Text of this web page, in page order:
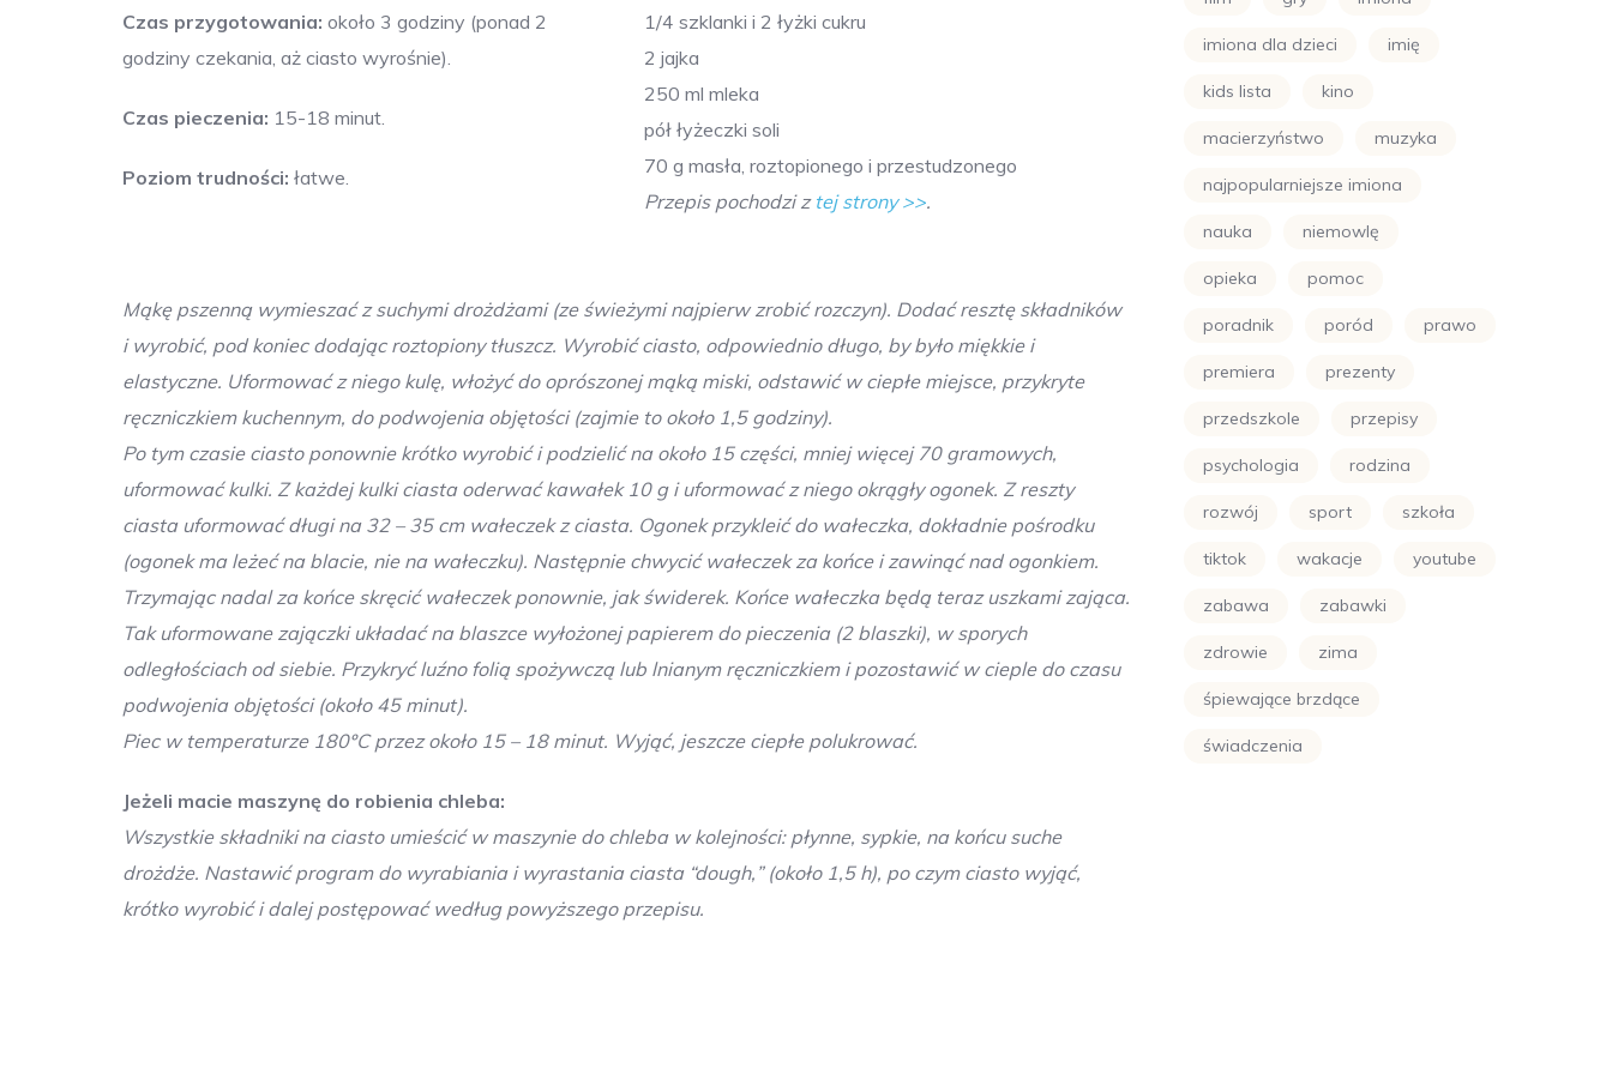
Czas przygotowania: około 3 godziny (ponad 2
godziny czekania, aż ciasto wyrośnie).
Czas pieczenia: 15-18 minut.
Poziom trudności: łatwe.
1/4 szklanki i 2 łyżki cukru
2 jajka
250 ml mleka
pół łyżeczki soli
70 g masła, roztopionego i przestudzonego
Przepis pochodzi z tej strony >>.
Mąkę pszenną wymieszać z suchymi drożdżami (ze świeżymi najpierw zrobić rozczyn). Dodać resztę składników
i wyrobić, pod koniec dodając roztopiony tłuszcz. Wyrobić ciasto, odpowiednio długo, by było miękkie i
elastyczne. Uformować z niego kulę, włożyć do oprószonej mąką miski, odstawić w ciepłe miejsce, przykryte
ręczniczkiem kuchennym, do podwojenia objętości (zajmie to około 1,5 godziny).
Po tym czasie ciasto ponownie krótko wyrobić i podzielić na około 15 części, mniej więcej 70 gramowych,
uformować kulki. Z każdej kulki ciasta oderwać kawałek 10 g i uformować z niego okrągły ogonek. Z reszty
ciasta uformować długi na 32 – 35 cm wałeczek z ciasta. Ogonek przykleić do wałeczka, dokładnie pośrodku
(ogonek ma leżeć na blacie, nie na wałeczku). Następnie chwycić wałeczek za końce i zawinąć nad ogonkiem.
Trzymając nadal za końce skręcić wałeczek ponownie, jak świderek. Końce wałeczka będą teraz uszkami zająca.
Tak uformowane zajączki układać na blaszce wyłożonej papierem do pieczenia (2 blaszki), w sporych
odległościach od siebie. Przykryć luźno folią spożywczą lub lnianym ręczniczkiem i pozostawić w cieple do czasu
podwojenia objętości (około 45 minut).
Piec w temperaturze 180ºC przez około 15 – 18 minut. Wyjąć, jeszcze ciepłe polukrować.
Jeżeli macie maszynę do robienia chleba:
Wszystkie składniki na ciasto umieścić w maszynie do chleba w kolejności: płynne, sypkie, na końcu suche
drożdże. Nastawić program do wyrabiania i wyrastania ciasta “dough‚” (około 1,5 h), po czym ciasto wyjąć,
krótko wyrobić i dalej postępować według powyższego przepisu.
imiona dla dzieci imię
kids lista kino
macierzyństwo muzyka
najpopularniejsze imiona
nauka niemowlę
opieka pomoc
poradnik poród prawo
premiera prezenty
przedszkole przepisy
psychologia rodzina
rozwój sport szkoła
tiktok wakacje youtube
zabawa zabawki
zdrowie zima
śpiewające brzdące
świadczenia